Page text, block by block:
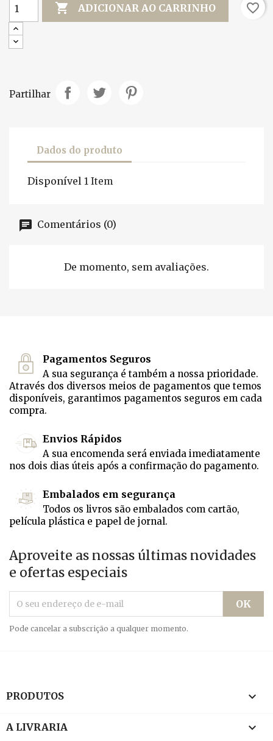
 ADICIONAR AO CARRINHO favorite_border
Partilhar
Dados do produto
Disponível 1 Item
Comentários (0)
De momento, sem avaliações.
Pagamentos Seguros
A sua segurança é também a nossa prioridade.
Através dos diversos meios de pagamentos que temos
disponíveis, garantimos pagamentos seguros em cada
compra.
Envios Rápidos
A sua encomenda será enviada imediatamente
nos dois dias úteis após a confirmação do pagamento.
Embalados em segurança
Todos os livros são embalados com cartão,
película plástica e papel de jornal.
Aproveite as nossas últimas novidades
e ofertas especiais
Pode cancelar a subscrição a qualquer momento.
PRODUTOS 
A LIVRARIA 